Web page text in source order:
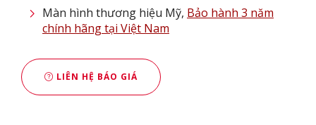
Màn hình thương hiệu Mỹ, Bảo hành 3 năm
chính hãng tại Việt Nam
LIÊN HỆ BÁO GIÁ